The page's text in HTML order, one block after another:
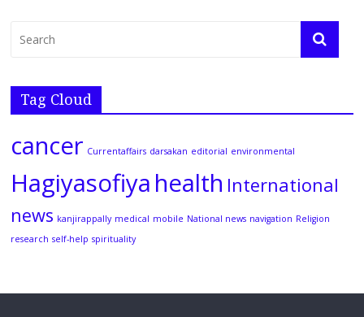
Tag Cloud
cancer Currentaffairs darsakan editorial environmental
Hagiyasofiya health International
news kanjirappally medical mobile National news navigation Religion
research self-help spirituality